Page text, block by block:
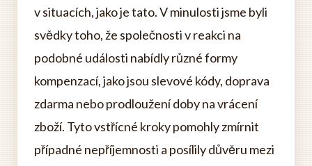
v situacích, jako je tato. V minulosti jsme byli
svědky toho, že společnosti v reakci na
podobné události nabídly různé formy
kompenzací, jako jsou slevové kódy, doprava
zdarma nebo prodloužení doby na vrácení
zboží. Tyto vstřícné kroky pomohly zmírnit
případné nepříjemnosti a posílily důvěru mezi